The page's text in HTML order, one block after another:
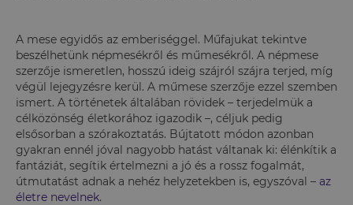
A mese egyidős az emberiséggel. Műfajukat tekintve
beszélhetünk népmesékről és műmesékről. A népmese
szerzője ismeretlen, hosszú ideig szájról szájra terjed, míg
végül lejegyzésre kerül. A műmese szerzője ezzel szemben
ismert. A történetek általában rövidek – terjedelmük a
célközönség életkorához igazodik –, céljuk pedig
elsősorban a szórakoztatás. Bújtatott módon azonban
gyakran ennél jóval nagyobb hatást váltanak ki: élénkítik a
fantáziát, segítik értelmezni a jó és a rossz fogalmát,
útmutatást adnak a nehéz helyzetekben is, egyszóval – az
életre nevelnek.